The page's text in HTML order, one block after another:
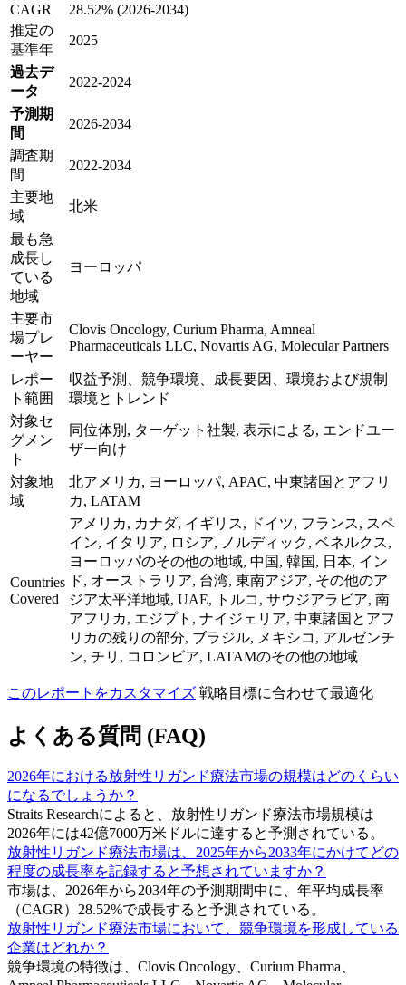
CAGR
28.52% (2026-2034)
推定の
基準年
2025
過去デ
ータ
2022-2024
予測期
間
2026-2034
調査期
間
2022-2034
主要地
域
北米
最も急
成長し
ている
地域
ヨーロッパ
主要市
場プレ
ーヤー
Clovis Oncology, Curium Pharma, Amneal
Pharmaceuticals LLC, Novartis AG, Molecular Partners
レポー
ト範囲
収益予測、競争環境、成長要因、環境および規制
環境とトレンド
対象セ
グメン
ト
同位体別, ターゲット社製, 表示による, エンドユー
ザー向け
対象地
域
北アメリカ, ヨーロッパ, APAC, 中東諸国とアフリ
カ, LATAM
Countries
Covered
アメリカ, カナダ, イギリス, ドイツ, フランス, スペ
イン, イタリア, ロシア, ノルディック, ベネルクス,
ヨーロッパのその他の地域, 中国, 韓国, 日本, イン
ド, オーストラリア, 台湾, 東南アジア, その他のア
ジア太平洋地域, UAE, トルコ, サウジアラビア, 南
アフリカ, エジプト, ナイジェリア, 中東諸国とアフ
リカの残りの部分, ブラジル, メキシコ, アルゼンチ
ン, チリ, コロンビア, LATAMのその他の地域
このレポートをカスタマイズ 戦略目標に合わせて最適化
よくある質問 (FAQ)
2026年における放射性リガンド療法市場の規模はどのくらい
になるでしょうか？
Straits Researchによると、放射性リガンド療法市場規模は
2026年には42億7000万米ドルに達すると予測されている。
放射性リガンド療法市場は、2025年から2033年にかけてどの
程度の成長率を記録すると予想されていますか？
市場は、2026年から2034年の予測期間中に、年平均成長率
（CAGR）28.52%で成長すると予測されている。
放射性リガンド療法市場において、競争環境を形成している
企業はどれか？
競争環境の特徴は、Clovis Oncology、Curium Pharma、